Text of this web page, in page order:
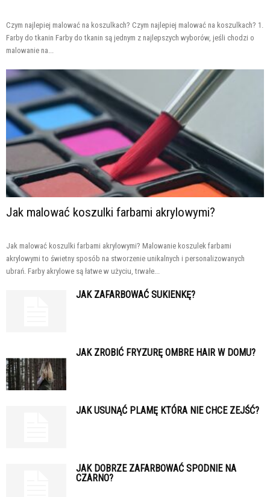
Czym najlepiej malować na koszulkach? Czym najlepiej malować na koszulkach? 1.
Farby do tkanin Farby do tkanin są jednym z najlepszych wyborów, jeśli chodzi o
malowanie na...
Jak malować koszulki farbami akrylowymi?
Jak malować koszulki farbami akrylowymi? Malowanie koszulek farbami
akrylowymi to świetny sposób na stworzenie unikalnych i personalizowanych
ubrań. Farby akrylowe są łatwe w użyciu, trwałe...
JAK ZAFARBOWAĆ SUKIENKĘ?
JAK ZROBIĆ FRYZURĘ OMBRE HAIR W DOMU?
JAK USUNĄĆ PLAMĘ KTÓRA NIE CHCE ZEJŚĆ?
JAK DOBRZE ZAFARBOWAĆ SPODNIE NA
CZARNO?